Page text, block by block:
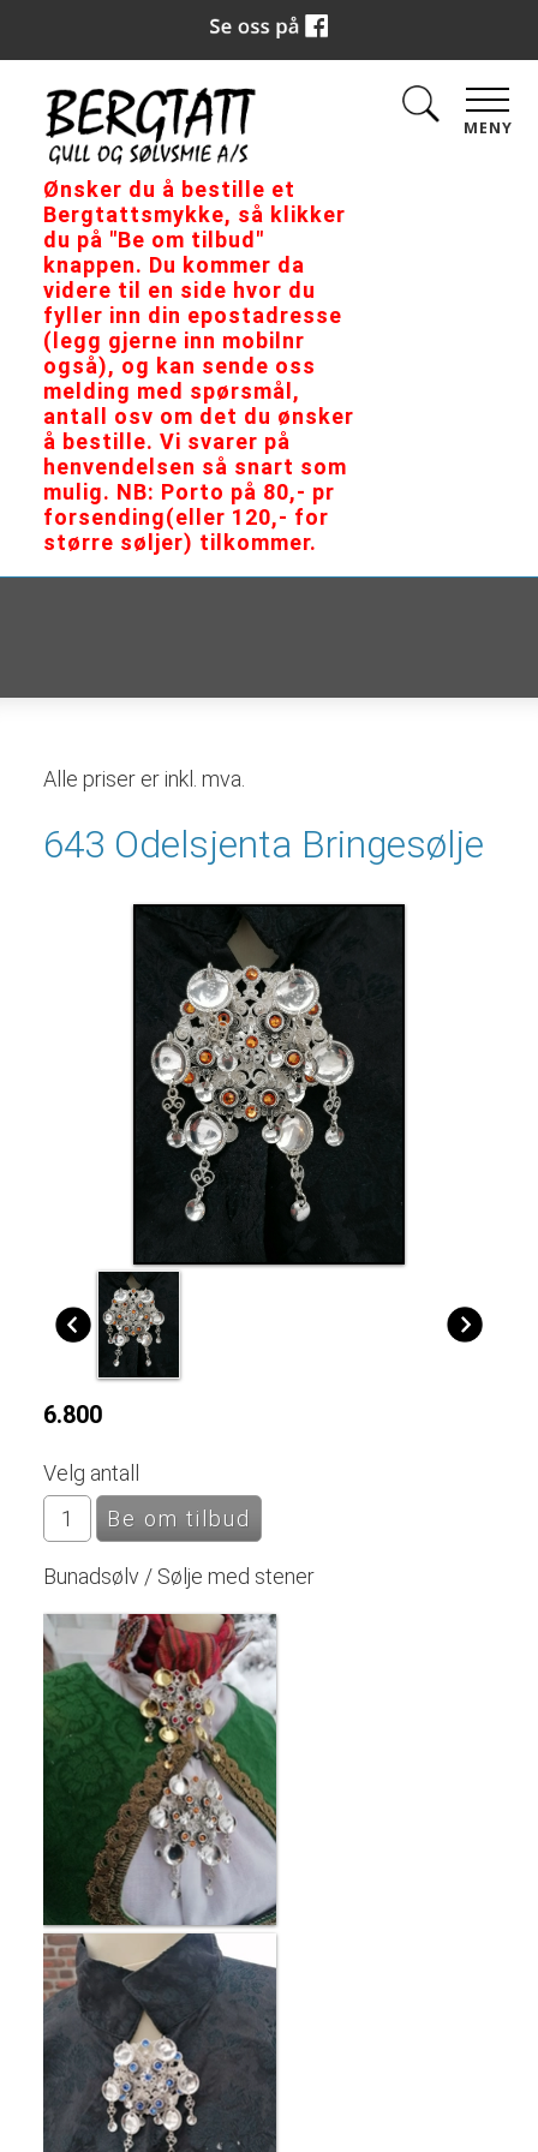
Ønsker du å bestille et
Bergtattsmykke, så klikker
du på "Be om tilbud"
knappen. Du kommer da
videre til en side hvor du
fyller inn din epostadresse
(legg gjerne inn mobilnr
også), og kan sende oss
melding med spørsmål,
antall osv om det du ønsker
å bestille. Vi svarer på
henvendelsen så snart som
mulig. NB: Porto på 80,- pr
forsending(eller 120,- for
større søljer) tilkommer.
MENY
Alle priser er inkl. mva.
643 Odelsjenta Bringesølje
6.800
Velg antall
Bunadsølv / Sølje med stener